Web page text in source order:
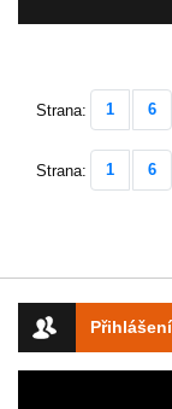
Strana: 1 6
Strana: 1 6